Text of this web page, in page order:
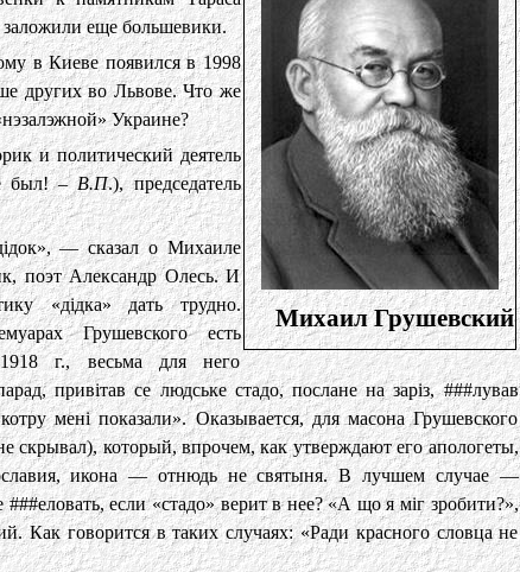
Михаил Грушевский
еще большевики.
в Киеве появился в 1998
других во Львове. Что же
Украине?
и политический деятель
был! –В.П.), председатель
— сказал о Михаиле
поэт Александр Олесь. И
«дідка» дать трудно.
Грушевского есть
г., весьма для него
привітав се людське стадо, послане на заріз, ###лував
мені показали». Оказывается, для масона Грушевского
скрывал), который, впрочем, как утверждают его апологеты,
икона — отнюдь не святыня. В лучшем случае —
если «стадо» верит в нее? «А що я міг зробити?»,
Как говорится в таких случаях: «Ради красного словца не